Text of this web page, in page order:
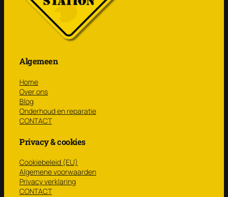
Algemeen
Home
Over ons
Blog
Onderhoud en reparatie
CONTACT
Privacy & cookies
Cookiebeleid (EU)
Algemene voorwaarden
Privacy verklaring
CONTACT